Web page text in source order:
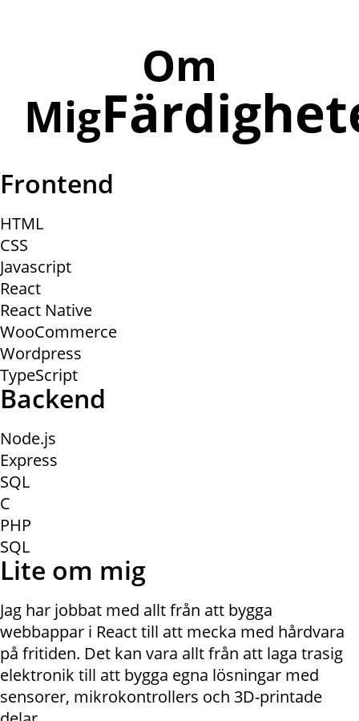
Om
Mig
Frontend
HTML
CSS
Javascript
React
React Native
WooCommerce
Wordpress
TypeScript
Backend
Node.js
Express
SQL
C
PHP
SQL
Lite om mig
Jag har jobbat med allt från att bygga
webbappar i React till att mecka med hårdvara
på fritiden. Det kan vara allt från att laga trasig
elektronik till att bygga egna lösningar med
sensorer, mikrokontrollers och 3D-printade